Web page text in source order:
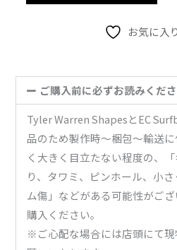
20-
1/2"
3/8"
No.kyu_004
お気に入
ご購入前に必ずお読みくだ
Tyler Warren ShapesとEC
品のため製作時〜梱包〜輸送
く大きく目立たない程度の、
り、タワミ、ピンホール、小
ム傷」などがある可能性がご
購入ください。
※ご心配な場合には店頭にて